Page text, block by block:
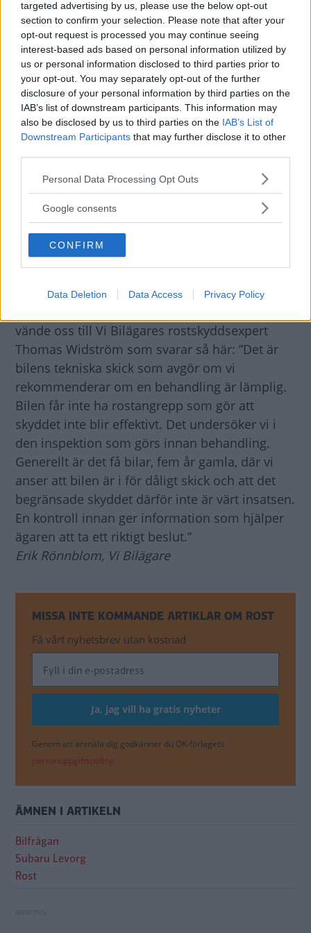
targeted advertising by us, please use the below opt-out
section to confirm your selection. Please note that after your
opt-out request is processed you may continue seeing
interest-based ads based on personal information utilized by
us or personal information disclosed to third parties prior to
your opt-out. You may separately opt-out of the further
disclosure of your personal information by third parties on the
IAB’s list of downstream participants. This information may
also be disclosed by us to third parties on the IAB’s List of
Downstream Participants that may further disclose it to other
Please note that this website/app uses one or more Google
not limited to your visit or usage behaviour. You may click to
use your data for below specified purposes in below Google
consent section.
Personal Data Processing Opt Outs
Google consents
CONFIRM
Data Deletion Data Access Privacy Policy
Fråga:
Har köpt en Subaru Levorg av årsmodell 2016.
Den ser bra ut och verkar vara bra underhållen
med dokumenterad service. Men vid er rosttest
fick bilen bara en tvåa med anmärkning på
behandling i balkar och hålrum. Så jag undrar
om det är meningsfullt att satsa på en
rostskyddsbehandling för flera tusen på en bil
som är fem år? Kommer den att klara sig mot
rost längre, eller är det för sent att behandla?
Harry Andersson
Svar:
Grundtipset är att behandla en bil med
är förstås inte möjligt när man köper en
vände oss till Vi Bilägares rostskyddsexpert
Thomas Widström som svarar så här: ”Det är
bilens tekniska skick som avgör om vi
rekommenderar om en behandling är lämplig.
Bilen får inte ha rostangrepp som gör att
skyddet inte blir effektivt. Det undersöker vi i
den inspektion som görs innan behandling.
Generellt är det få bilar, fem år gamla, där vi
anser att bilen är i för dåligt skick och att det
begränsade skyddet därför inte är värt insatsen.
En kontroll innan ger information som hjälper
ägaren att ta ett riktigt beslut.”
Erik Rönnblom, Vi Bilägare
MISSA INTE KOMMANDE ARTIKLAR OM ROST
Få vårt nyhetsbrev utan kostnad
Genom att anmäla dig godkänner du OK-förlagets
personuppgiftspolicy.
ÄMNEN I ARTIKELN
Bilfrågan
Subaru Levorg
Rost